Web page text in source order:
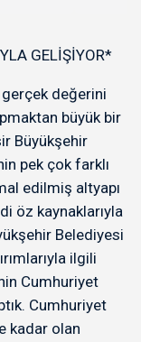
GELİŞİYOR*
gerçek değerini
büyük bir
Büyükşehir
pek çok farklı
edilmiş altyapı
öz kaynaklarıyla
Belediyesi
ilgili
Cumhuriyet
Cumhuriyet
kadar olan